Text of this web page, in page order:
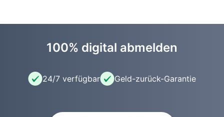
100% digital abmelden
24/7 verfügbar Geld-zurück-Garantie